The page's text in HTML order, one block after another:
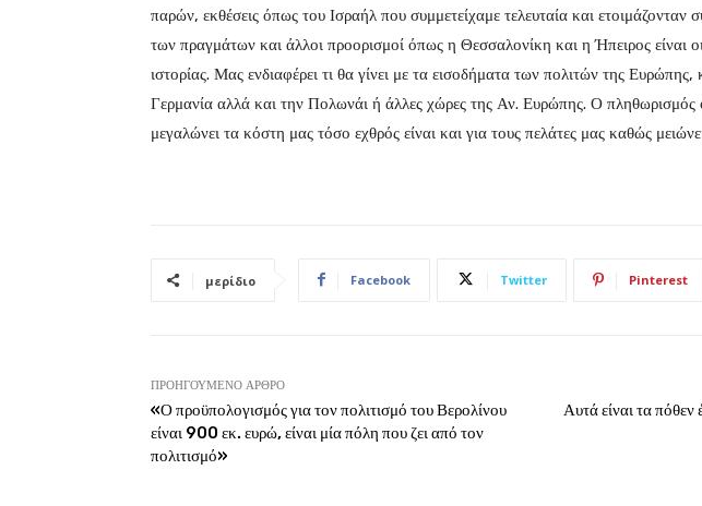
παρών, εκθέσεις όπως του Ισραήλ που συμμετείχαμε τελευταία και ετοιμάζονταν
των πραγμάτων και άλλοι προορισμοί όπως η Θεσσαλονίκη και η Ήπειρος είναι
ιστορίας. Μας ενδιαφέρει τι θα γίνει με τα εισοδήματα των πολιτών της
Γερμανία αλλά και την Πολωνάι ή άλλες χώρες της Αν. Ευρώπης. Ο πληθωρισμός
μεγαλώνει τα κόστη μας τόσο εχθρός είναι και για τους πελάτες μας καθώς
μερίδιο Facebook Twitter Pinterest
ΠΡΟΗΓΟΎΜΕΝΟ ΆΡΘΡΟ
«Ο προϋπολογισμός για τον πολιτισμό του Βερολίνου
είναι 900 εκ. ευρώ, είναι μία πόλη που ζει από τον
πολιτισμό»
Αυτά είναι τα